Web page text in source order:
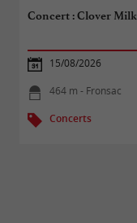
Concert : Clover Milk
15/08/2026
464 m - Fronsac
Concerts